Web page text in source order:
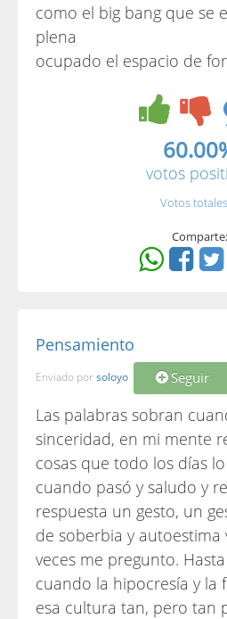
como el big bang que se
plena
ocupado el espacio de
votos
Votos
Comparte:
Pensamiento
Enviado por soloyo Seguir
Las palabras sobran
sinceridad, en mi mente
cosas que todo los días
cuando pasó y saludo y
respuesta un gesto, un
de soberbia y autoestima
veces me pregunto.
cuando la hipocresía y la
esa cultura tan, pero tan